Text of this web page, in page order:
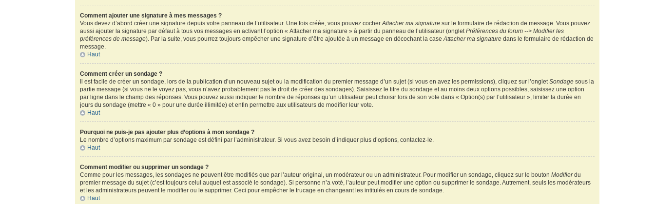
Comment ajouter une signature à mes messages ?
Vous devez d’abord créer une signature depuis votre panneau de l’utilisateur. Une fois créée, vous pouvez cocherAttacher ma signature sur le formulaire de rédaction de message. Vous pouvez
aussi ajouter la signature par défaut à tous vos messages en activant l’option « Attacher ma signature » à partir du panneau de l’utilisateur (ongletPréférences du forum --> Modifier les
préférences de message). Par la suite, vous pourrez toujours empêcher une signature d’être ajoutée à un message en décochant la caseAttacher ma signature dans le formulaire de rédaction de
message.
Haut
Comment créer un sondage ?
Il est facile de créer un sondage, lors de la publication d’un nouveau sujet ou la modification du premier message d’un sujet (si vous en avez les permissions), cliquez sur l’ongletSondage sous la
partie message (si vous ne le voyez pas, vous n’avez probablement pas le droit de créer des sondages). Saisissez le titre du sondage et au moins deux options possibles, saisissez une option
par ligne dans le champ des réponses. Vous pouvez aussi indiquer le nombre de réponses qu’un utilisateur peut choisir lors de son vote dans « Option(s) par l’utilisateur », limiter la durée en
jours du sondage (mettre « 0 » pour une durée illimitée) et enfin permettre aux utilisateurs de modifier leur vote.
Haut
Pourquoi ne puis-je pas ajouter plus d’options à mon sondage ?
Le nombre d’options maximum par sondage est défini par l’administrateur. Si vous avez besoin d’indiquer plus d’options, contactez-le.
Haut
Comment modifier ou supprimer un sondage ?
Comme pour les messages, les sondages ne peuvent être modifiés que par l’auteur original, un modérateur ou un administrateur. Pour modifier un sondage, cliquez sur le boutonModifierdu
premier message du sujet (c’est toujours celui auquel est associé le sondage). Si personne n’a voté, l’auteur peut modifier une option ou supprimer le sondage. Autrement, seuls les modérateurs
et les administrateurs peuvent le modifier ou le supprimer. Ceci pour empêcher le trucage en changeant les intitulés en cours de sondage.
Haut